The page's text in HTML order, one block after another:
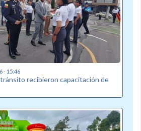
- 15:46
recibieron capacitación de